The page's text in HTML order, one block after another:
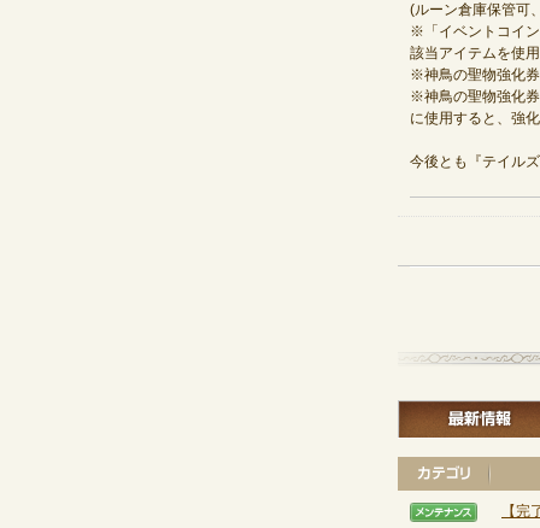
(ルーン倉庫保管可
※「イベントコイ
該当アイテムを使
※神鳥の聖物強化
※神鳥の聖物強化
に使用すると、強
今後とも『テイル
【メ
【